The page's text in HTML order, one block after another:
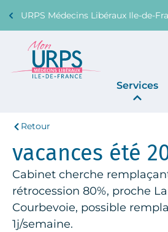
URPS Médecins Libéraux Ile-de-
Support Médecin
01 45 45 45 45
Services
La
Retour
vacances été
Cabinet cherche
rétrocession 80%, proche
Courbevoie, possible
1j/semaine.